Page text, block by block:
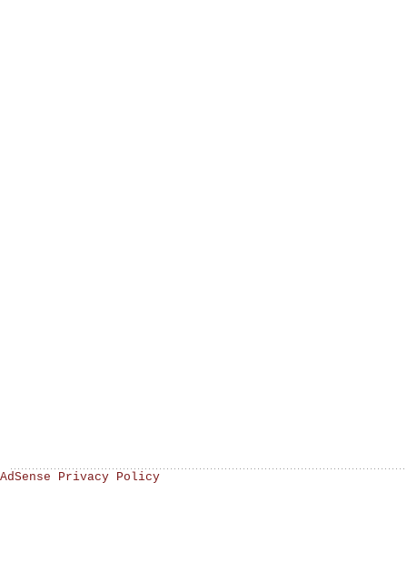
AdSense Privacy Policy